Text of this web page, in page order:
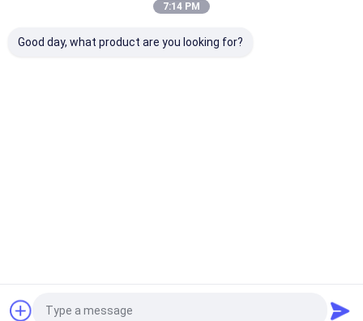
Sitemap
Privacy Policy
Yuxing Printing & Packaging Co., Ltd.. All Rights Reserved.
7:14 PM
Good day, what product are you looking for?